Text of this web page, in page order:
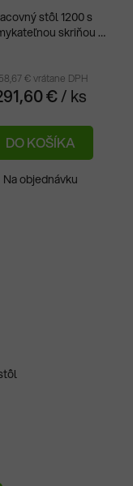
stôl 1200 s
skriňou /
€ vrátane DPH
€/ ks
DO KOŠÍKA
Na objednávku